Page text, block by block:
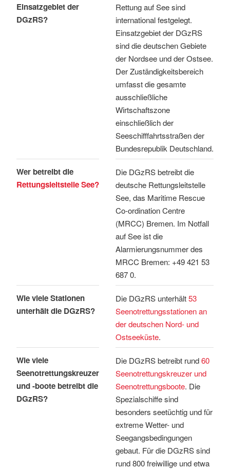
Einsatzgebiet der
DGzRS?
Rettung auf See sind
international festgelegt.
Einsatzgebiet der DGzRS
sind die deutschen Gebiete
der Nordsee und der Ostsee.
Der Zuständigkeitsbereich
umfasst die gesamte
ausschließliche
Wirtschaftszone
einschließlich der
Seeschifffahrtsstraßen der
Bundesrepublik Deutschland.
Wer betreibt die
Rettungsleitstelle See?
Die DGzRS betreibt die
deutsche Rettungsleitstelle
See, das Maritime Rescue
Co-ordination Centre
(MRCC) Bremen. Im Notfall
auf See ist die
Alarmierungsnummer des
MRCC Bremen: +49 421 53
687 0.
Wie viele Stationen
unterhält die DGzRS?
Die DGzRS unterhält53
Seenotrettungsstationen an
der deutschen Nord- und
Ostseeküste.
Wie viele
Seenotrettungskreuzer
und -boote betreibt die
DGzRS?
Die DGzRS betreibt rund60
Seenotrettungskreuzer und
Seenotrettungsboote. Die
Spezialschiffe sind
besonders seetüchtig und für
extreme Wetter- und
Seegangsbedingungen
gebaut. Für die DGzRS sind
rund 800 freiwillige und etwa